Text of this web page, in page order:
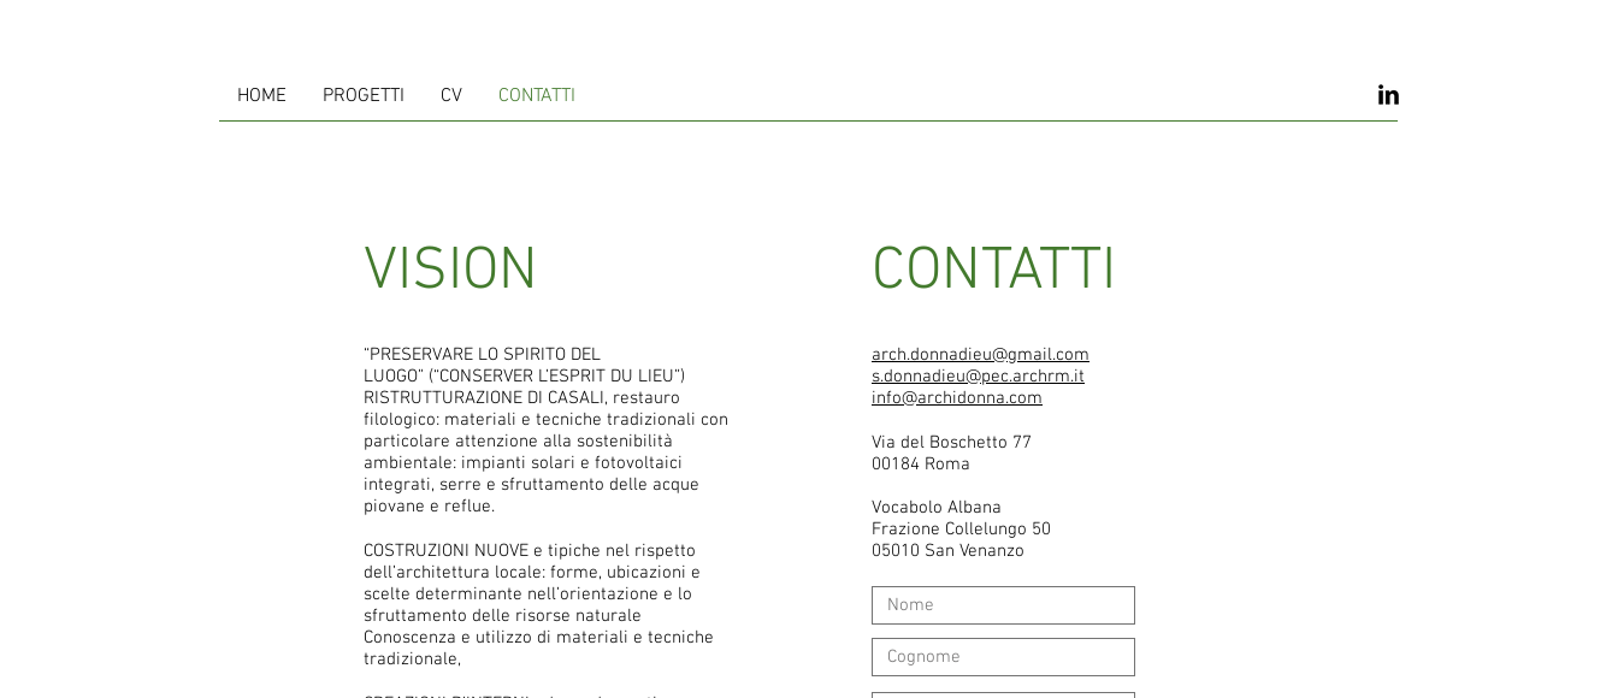
HOME PROGETTI CV CONTATTI
VISION
“PRESERVARE LO SPIRITO DEL
LUOGO” (“CONSERVER L’ESPRIT DU LIEU”)
RISTRUTTURAZIONE DI CASALI, restauro
filologico: materiali e tecniche tradizionali con
particolare attenzione alla sostenibilità
ambientale: impianti solari e fotovoltaici
integrati, serre e sfruttamento delle acque
piovane e reflue.
COSTRUZIONI NUOVE e tipiche nel rispetto
dell’architettura locale: forme, ubicazioni e
scelte determinante nell’orientazione e lo
sfruttamento delle risorse naturale
Conoscenza e utilizzo di materiali e tecniche
tradizionale,
CONTATTI
arch.donnadieu@gmail.com
s.donnadieu@pec.archrm.it
info@archidonna.com
Via del Boschetto 77
00184 Roma
Vocabolo Albana
Frazione Collelungo 50
05010 San Venanzo